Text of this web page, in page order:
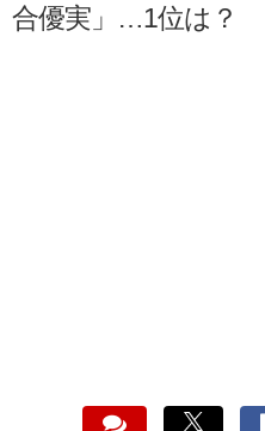
合優実」…1位は？